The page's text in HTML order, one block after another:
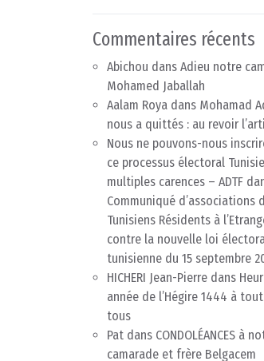
Commentaires récents
Abichou dans Adieu notre
Mohamed Jaballah
Aalam Roya dans Mohamad
nous a quittés : au revoir
Nous ne pouvons-nous
ce processus électoral
multiples carences – ADTF
Communiqué d’associations
Tunisiens Résidents à
contre la nouvelle loi
tunisienne du 15 septembre
HICHERI Jean-Pierre dans
année de l’Hégire 1444 à
tous
Pat dans CONDOLÉANCES à
camarade et frère Belgacem